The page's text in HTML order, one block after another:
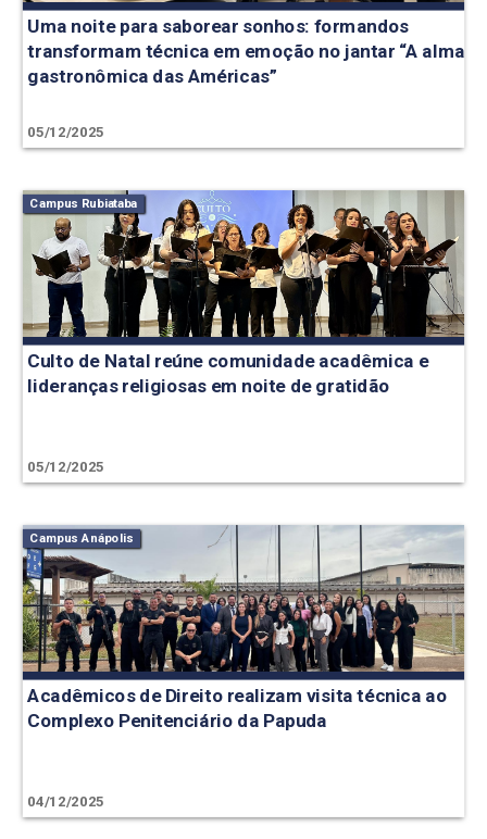
Uma noite para saborear sonhos: formandos
transformam técnica em emoção no jantar “A alma
gastronômica das Américas”
05/12/2025
Campus Rubiataba
Culto de Natal reúne comunidade acadêmica e
lideranças religiosas em noite de gratidão
05/12/2025
Campus Anápolis
Acadêmicos de Direito realizam visita técnica ao
Complexo Penitenciário da Papuda
04/12/2025